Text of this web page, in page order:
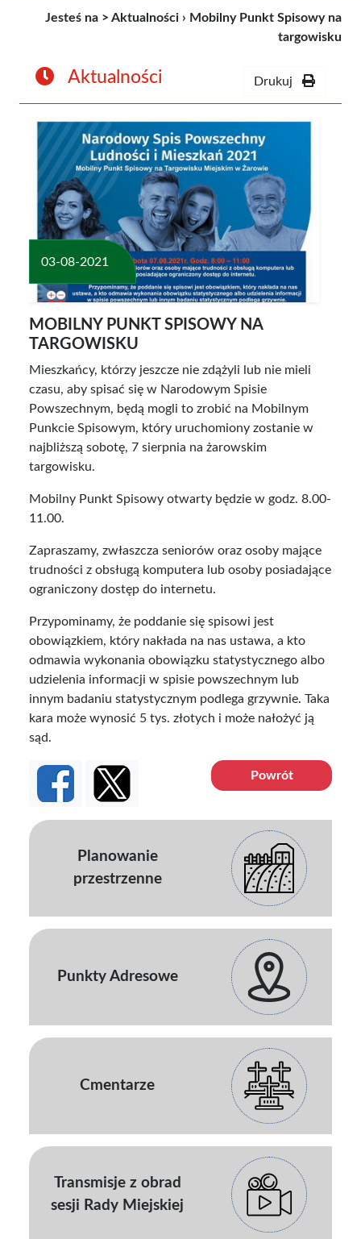
Jesteś na > Aktualności › Mobilny Punkt Spisowy na
targowisku
Aktualności Drukuj
03-08-2021
MOBILNY PUNKT SPISOWY NA
TARGOWISKU
Mieszkańcy, którzy jeszcze nie zdążyli lub nie mieli
czasu, aby spisać się w Narodowym Spisie
Powszechnym, będą mogli to zrobić na Mobilnym
Punkcie Spisowym, który uruchomiony zostanie w
najbliższą sobotę, 7 sierpnia na żarowskim
targowisku.
Mobilny Punkt Spisowy otwarty będzie w godz. 8.00-
11.00.
Zapraszamy, zwłaszcza seniorów oraz osoby mające
trudności z obsługą komputera lub osoby posiadające
ograniczony dostęp do internetu.
Przypominamy, że poddanie się spisowi jest
obowiązkiem, który nakłada na nas ustawa, a kto
odmawia wykonania obowiązku statystycznego albo
udzielenia informacji w spisie powszechnym lub
innym badaniu statystycznym podlega grzywnie. Taka
kara może wynosić 5 tys. złotych i może nałożyć ją
sąd.
Powrót
Planowanie
przestrzenne
Punkty Adresowe
Cmentarze
Transmisje z obrad
sesji Rady Miejskiej